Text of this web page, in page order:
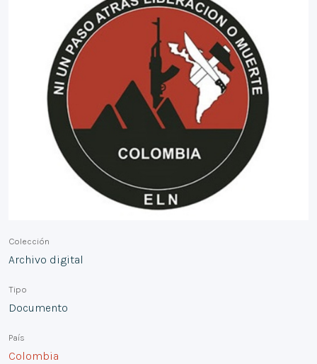
Colección
Archivo digital
Tipo
Documento
País
Colombia